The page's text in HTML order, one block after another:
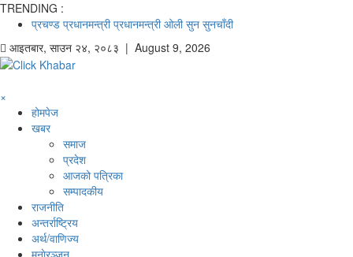
TRENDING :
प्रचण्ड प्रधानमन्त्री प्रधानमन्त्री ओली सुन सुनचाँदी
आइतबार, साउन २४, २०८३ | August 9, 2026
×
होमपेज
खबर
समाज
प्रदेश
आजको पत्रिका
सम्पादकीय
राजनीति
अन्तर्राष्ट्रिय
अर्थ/वाणिज्य